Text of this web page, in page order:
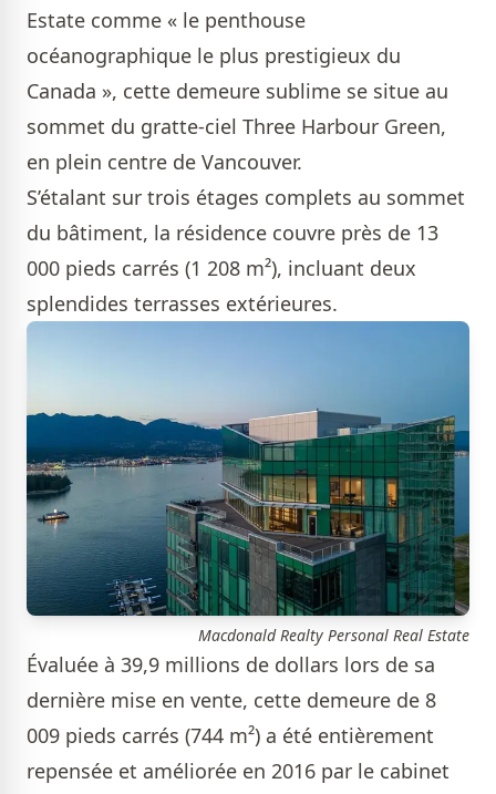
Estate comme « le penthouse
océanographique le plus prestigieux du
Canada », cette demeure sublime se situe au
sommet du gratte-ciel Three Harbour Green,
en plein centre de Vancouver.
S’étalant sur trois étages complets au sommet
du bâtiment, la résidence couvre près de 13
000 pieds carrés (1 208 m²), incluant deux
splendides terrasses extérieures.
Macdonald Realty Personal Real Estate
Évaluée à 39,9 millions de dollars lors de sa
dernière mise en vente, cette demeure de 8
009 pieds carrés (744 m²) a été entièrement
repensée et améliorée en 2016 par le cabinet